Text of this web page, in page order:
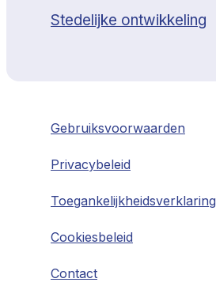
Stedelijke ontwikkeling
Gebruiksvoorwaarden
Privacybeleid
Toegankelijkheidsverklaring
Cookiesbeleid
Contact